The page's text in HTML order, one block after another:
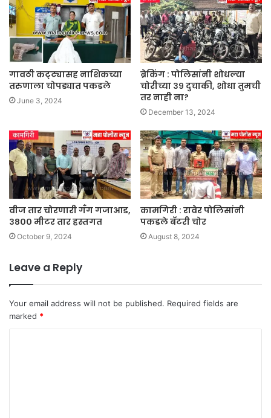
गावठी कट्ट्यासह नाशिकच्या
तरुणाला चोपड्यात पकडले
June 3, 2024
ब्रेकिंग : पोलिसांनी शोधल्या
चोरीच्या ३९ दुचाकी, शोधा तुमची
तर नाही ना?
December 13, 2024
वीज तार चोरणारी गँग गजाआड,
३८०० मीटर तार हस्तगत
October 9, 2024
कामगिरी : रावेर पोलिसांनी
पकडले बॅटरी चोर
August 8, 2024
Leave a Reply
Your email address will not be published. Required fields are
marked *